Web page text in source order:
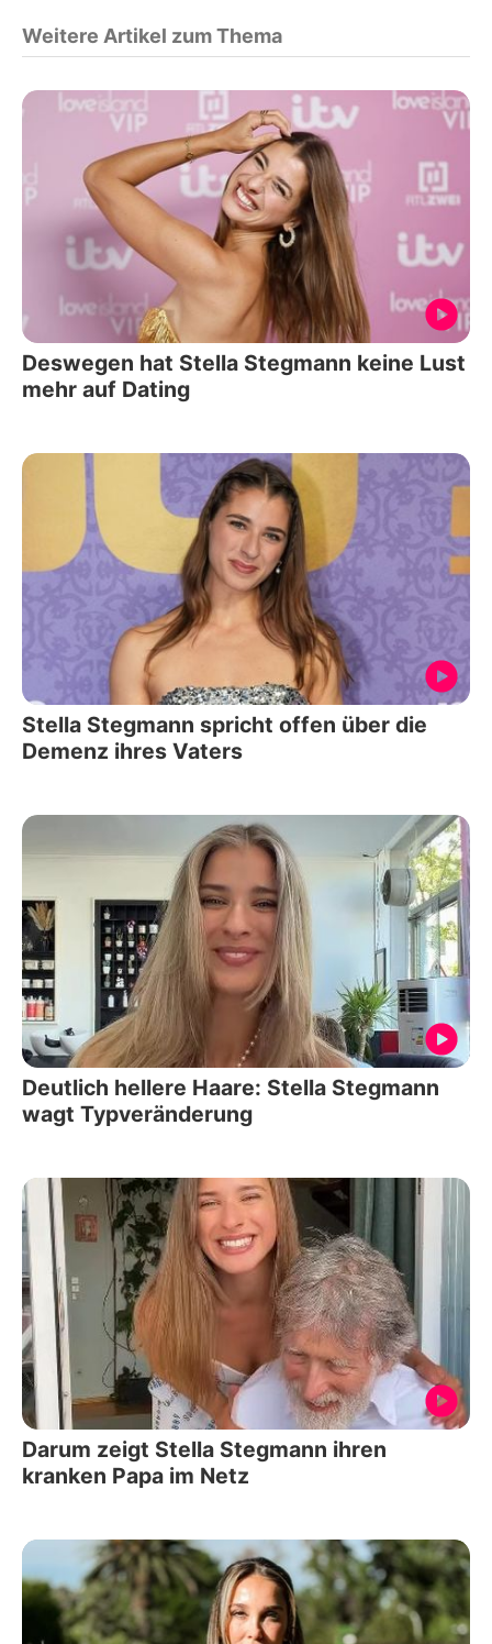
Weitere Artikel zum Thema
Deswegen hat Stella Stegmann keine Lust
mehr auf Dating
Stella Stegmann spricht offen über die
Demenz ihres Vaters
Deutlich hellere Haare: Stella Stegmann
wagt Typveränderung
Darum zeigt Stella Stegmann ihren
kranken Papa im Netz